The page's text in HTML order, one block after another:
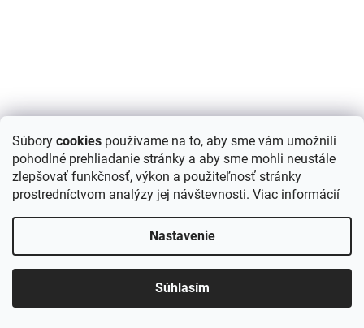
Súbory cookies používame na to, aby sme vám umožnili
pohodlné prehliadanie stránky a aby sme mohli neustále
zlepšovať funkčnosť, výkon a použiteľnosť stránky
prostredníctvom analýzy jej návštevnosti. Viac informácií
Nastavenie
Súhlasím
Kvarcit Black Pearl remienok 55x15cm hr. 1,5-3cm
Jednotková
cena:
29,55 € / 0.63 m2
DETAIL
Kamenný obklad čiernej farby z prírodného kameňa vo
forme panelov v rozmere 55 x 15 cm. Ponúkame kvalitný kamenný